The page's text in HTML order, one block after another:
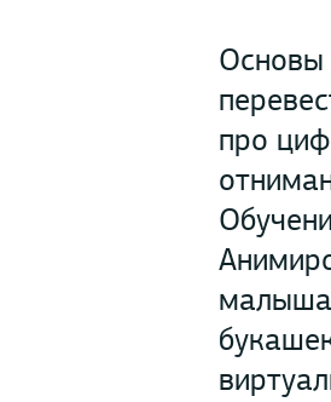
Основы
про
малыша